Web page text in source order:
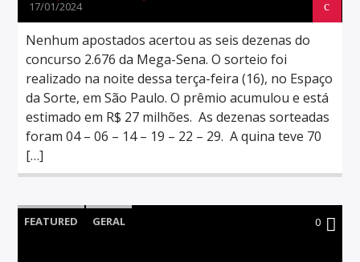
17/01/2024
Nenhum apostados acertou as seis dezenas do
concurso 2.676 da Mega-Sena. O sorteio foi
realizado na noite dessa terça-feira (16), no Espaço
da Sorte, em São Paulo. O prêmio acumulou e está
estimado em R$ 27 milhões. As dezenas sorteadas
foram 04 – 06 – 14 – 19 – 22 – 29. A quina teve 70
[…]
FEATURED GERAL 0